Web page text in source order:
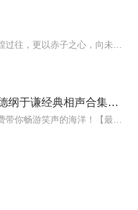
【最新高清经典】郭德纲于谦经典相声合集高清